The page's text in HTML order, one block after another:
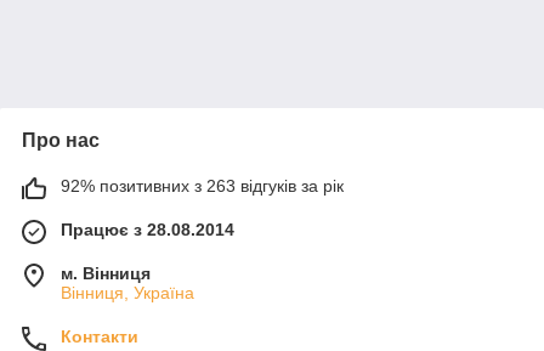
Про нас
92% позитивних з 263 відгуків за рік
Працює з 28.08.2014
м. Вінниця
Вінниця, Україна
Контакти